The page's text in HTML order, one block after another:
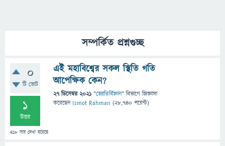
সম্পর্কিত প্রশ্নগুচ্ছ
0
টি ভোট
1
উত্তর
418 বার দেখা হয়েছে
এই মহাবিশ্বের সকল স্থিতি গতি
আপেক্ষিক কেন?
27 ডিসেম্বর 2021 "জ্যোতির্বিজ্ঞান" বিভাগে জিজ্ঞাসা
করেছেনIsmot Rahman (28,740 পয়েন্ট)